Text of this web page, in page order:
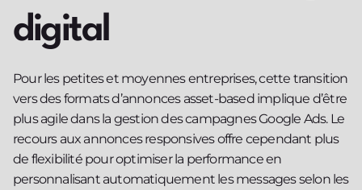
digital
Pour les petites et moyennes entreprises, cette transition
vers des formats d’annonces asset-based implique d’être
plus agile dans la gestion des campagnes Google Ads. Le
recours aux annonces responsives offre cependant plus
de flexibilité pour optimiser la performance en
personnalisant automatiquement les messages selon les